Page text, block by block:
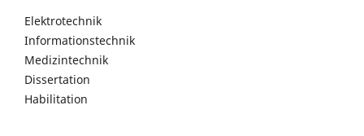
Elektrotechnik
Informationstechnik
Medizintechnik
Dissertation
Habilitation